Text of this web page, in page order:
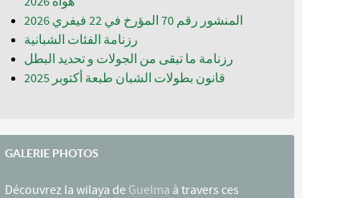
المنشور رقم 70 المؤرخ في 22 فيفري 2026
رزنامة الفئات الشبانية
رزنامة ما تبقى من الجولات و تحديد البطل
قانون بطولات الشبان طبعة أكتوبر 2025
GALERIE PHOTOS
Découvrez la wilaya de Guelma à travers ces